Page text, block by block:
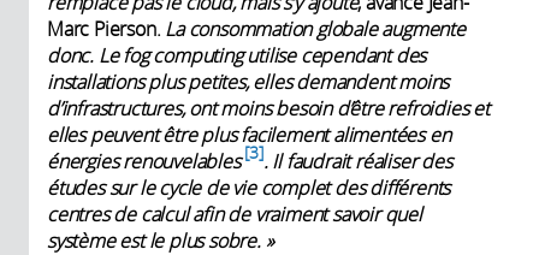
Marc Pierson. La consommation globale augmente
donc. Le fog computing utilise cependant des
installations plus petites, elles demandent moins
d’infrastructures, ont moins besoin d’être refroidies et
elles peuvent être plus facilement alimentées en
énergies renouvelables 3 . Il faudrait réaliser des
études sur le cycle de vie complet des différents
centres de calcul afin de vraiment savoir quel
système est le plus sobre. »